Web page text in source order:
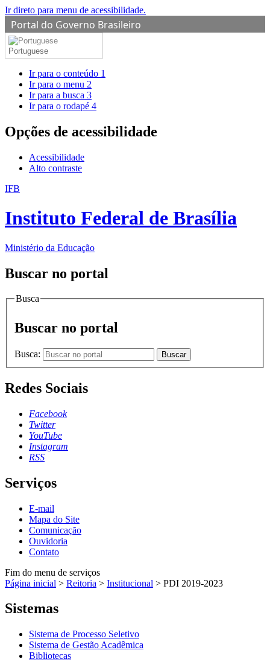
Ir direto para menu de acessibilidade.
Portal do Governo Brasileiro
Portuguese
Ir para o conteúdo 1
Ir para o menu 2
Ir para a busca 3
Ir para o rodapé 4
Opções de acessibilidade
Acessibilidade
Alto contraste
IFB
Instituto Federal de Brasília
Ministério da Educação
Buscar no portal
Busca
Buscar no portal
Busca: Buscar
Redes Sociais
Facebook
Twitter
YouTube
Instagram
RSS
Serviços
E-mail
Mapa do Site
Comunicação
Ouvidoria
Contato
Fim do menu de serviços
Página inicial > Reitoria > Institucional > PDI 2019-2023
Sistemas
Sistema de Processo Seletivo
Sistema de Gestão Acadêmica
Bibliotecas